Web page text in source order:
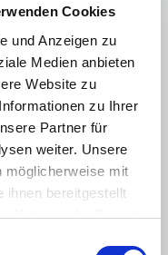
Cookies
und Anzeigen zu
Medien anbieten
Website zu
zu Ihrer
Partner für
weiter. Unsere
möglicherweise mit
ihnen bereitgestellt
Nutzung der Dienste